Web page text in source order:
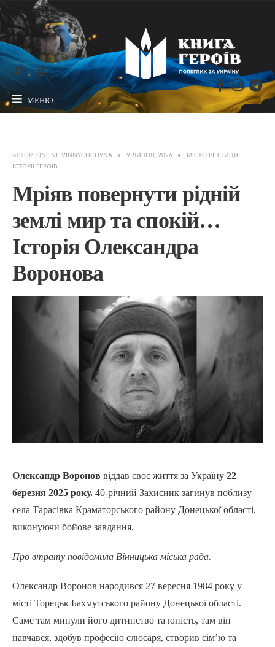
МЕНЮ
АВТОР: ONLINE VINNYCHCHYNA • 9 ЛИПНЯ, 2026 • МІСТО ВІННИЦЯ ,
ІСТОРІЇ ГЕРОЇВ
Мріяв повернути рідній
землі мир та спокій…
Історія Олександра
Воронова
Олександр Воронов віддав своє життя за Україну 22
березня 2025 року. 40-річний Захисник загинув поблизу
села Тарасівка Краматорського району Донецької області,
виконуючи бойове завдання.
Про втрату повідомила Вінницька міська рада.
Олександр Воронов народився 27 вересня 1984 року у
місті Торецьк Бахмутського району Донецької області.
Саме там минули його дитинство та юність, там він
навчався, здобув професію слюсаря, створив сім’ю та